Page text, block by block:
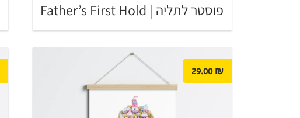
פוסטר לתליה | Father’s First Hold
₪
29.00